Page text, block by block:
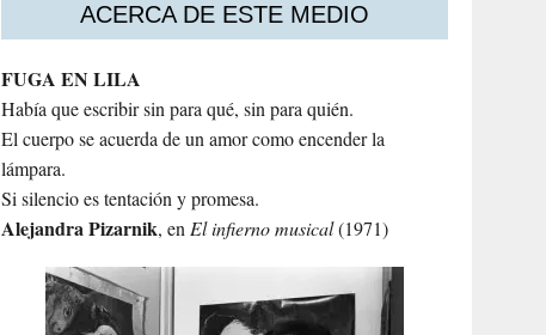
ACERCA DE ESTE MEDIO
FUGA EN LILA
Había que escribir sin para qué, sin para quién.
El cuerpo se acuerda de un amor como encender la
lámpara.
Si silencio es tentación y promesa.
AlejandraPizarnik, enEl infierno musical(1971)